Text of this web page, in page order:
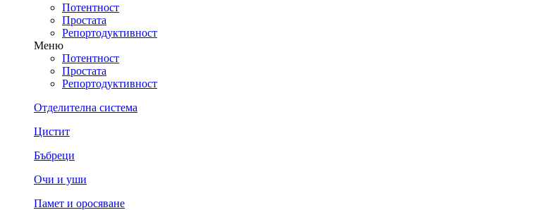
Потентност
Простата
Репортодуктивност
Меню
Потентност
Простата
Репортодуктивност
Отделителна система
Цистит
Бъбреци
Очи и уши
Памет и оросяване